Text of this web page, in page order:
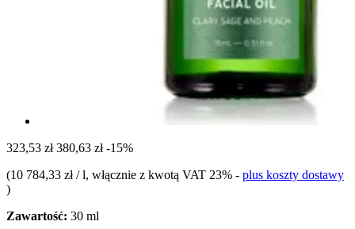
323,53 zł 380,63 zł -15%
(10 784,33 zł / l, włącznie z kwotą VAT 23% - plus koszty dostawy
)
Zawartość: 30 ml